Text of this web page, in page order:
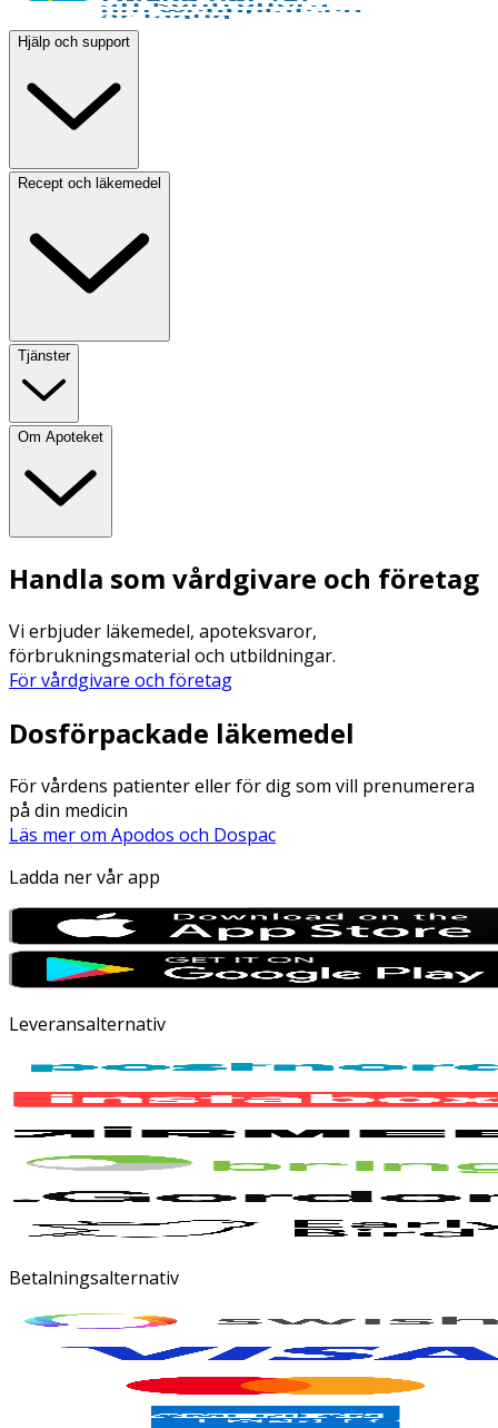
Hjälp och support
Recept och läkemedel
Tjänster
Om Apoteket
Handla som vårdgivare och företag
Vi erbjuder läkemedel, apoteksvaror,
förbrukningsmaterial och utbildningar.
För vårdgivare och företag
Dosförpackade läkemedel
För vårdens patienter eller för dig som vill prenumerera
på din medicin
Läs mer om Apodos och Dospac
Ladda ner vår app
Leveransalternativ
Betalningsalternativ